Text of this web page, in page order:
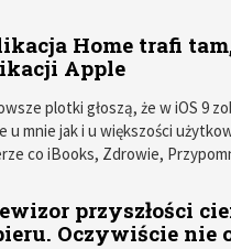
Home trafi
Apple
plotki głoszą, że w iOS 9
u mnie jak i u większości
co iBooks, Zdrowie,
przyszłości
Oczywiście nie